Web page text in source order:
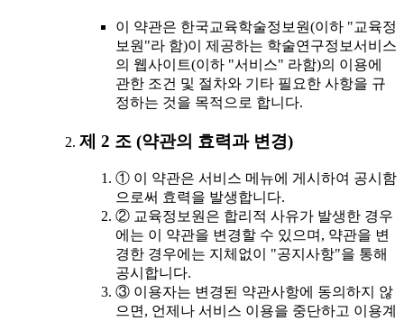
이 약관은 한국교육학술정보원(이하 "교육정
보원"라 함)이 제공하는 학술연구정보서비스
의 웹사이트(이하 "서비스" 라함)의 이용에
관한 조건 및 절차와 기타 필요한 사항을 규
정하는 것을 목적으로 합니다.
제 2 조 (약관의 효력과 변경)
① 이 약관은 서비스 메뉴에 게시하여 공시함
으로써 효력을 발생합니다.
② 교육정보원은 합리적 사유가 발생한 경우
에는 이 약관을 변경할 수 있으며, 약관을 변
경한 경우에는 지체없이 "공지사항"을 통해
공시합니다.
③ 이용자는 변경된 약관사항에 동의하지 않
으면, 언제나 서비스 이용을 중단하고 이용계